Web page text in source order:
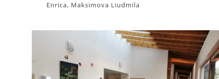
Enrica, Maksimova Liudmila